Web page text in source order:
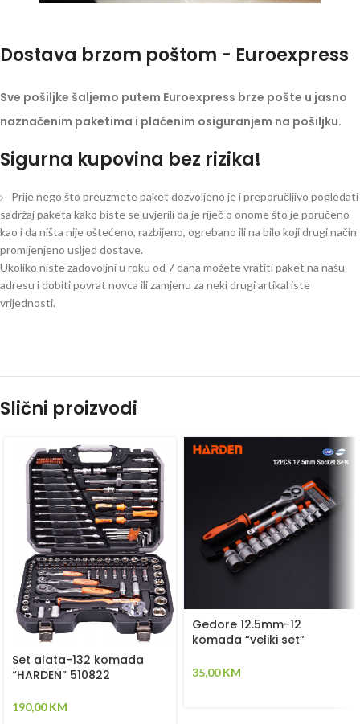
Dostava brzom poštom - Euroexpress
Sve pošiljke šaljemo putem Euroexpress brze pošte u jasno
naznačenim paketima i plaćenim osiguranjem na pošiljku.
Sigurna kupovina bez rizika!
Prije nego što preuzmete paket dozvoljeno je i preporučljivo pogledati
sadržaj paketa kako biste se uvjerili da je riječ o onome što je poručeno
kao i da ništa nije oštećeno, razbijeno, ogrebano ili na bilo koji drugi način
promijenjeno usljed dostave.
Ukoliko niste zadovoljni u roku od 7 dana možete vratiti paket na našu
adresu i dobiti povrat novca ili zamjenu za neki drugi artikal iste
vrijednosti.
Slični proizvodi
Set alata-132 komada
“HARDEN” 510822
190,00KM
Gedore 12.5mm-12
komada “veliki set”
35,00KM